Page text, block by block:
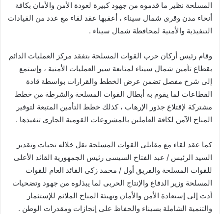
المسلحة نظير ما قدموه من جهود كبيرة لعودة الأمن والأمان بكافة
أنحاء مدن وقرى شمال سيناء ، أعقبها عقد لقاء مع عدد من القيادات
التنفيذية والأمنية لمحافظة شمال سيناء .
وقام رئيس أركان حرب القوات المسلحة بتفقد مركز العمليات الدائم
بقطاع تأمين شمال سيناء لمتابعة سير العمليات الأمنية ، وإستمع
إلى شرح مفصل تضمن عرض الخطط والقرارات بواسطة قادة
القطاعات لما يقوم به أبطال القوات المسلحة والشرطة من خطط
مشتركة لإقتلاع جذور الإرهاب ، كذلك خطط التأمين المتبعة لتوفير
المناخ الآمن لكافة العاملين بالمشروعات القومية الجارى تنفيذها .
كما عقد لقاء مع مقاتلى القوات المسلحة نقل خلاله تحيات وتقدير
السيد الرئيس / عبد الفتاح السيسى رئيس الجمهورية القائد الأعلى
للقوات المسلحة والفريق أول / محمد زكى القائد العام للقوات
المسلحة وزير الدفاع والإنتاج الحربى لما يبذلوه من جهود وتضحيات
أدت إلى إستعادة الأمن والأمان وتهيئة المناخ الملائم للإستثمار
والتنمية الشاملة بسيناء والحفاظ على إنجازات ومقدرات الوطن .